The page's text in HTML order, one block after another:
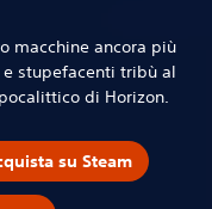
macchine ancora più
stupefacenti tribù al
di Horizon.
su Steam